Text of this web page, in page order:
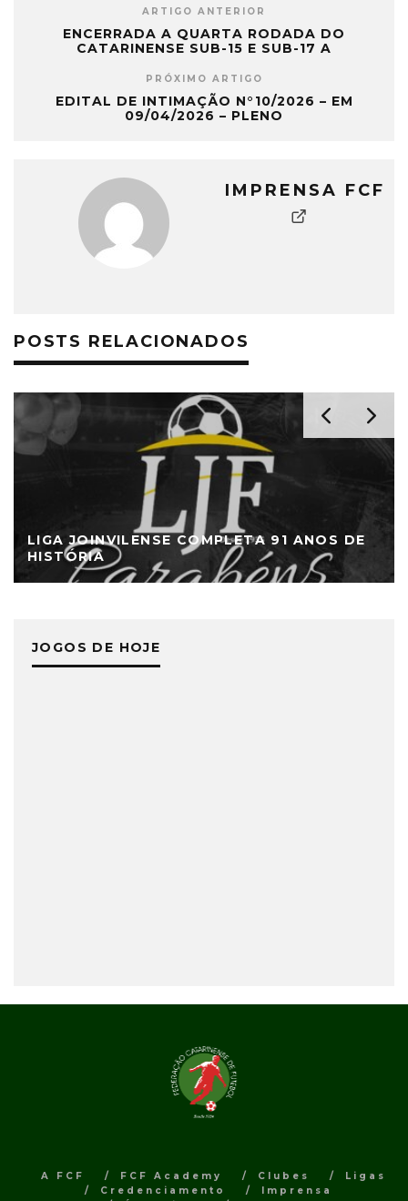
ARTIGO ANTERIOR
ENCERRADA A QUARTA RODADA DO
CATARINENSE SUB-15 E SUB-17 A
PRÓXIMO ARTIGO
EDITAL DE INTIMAÇÃO N°10/2026 – EM
09/04/2026 – PLENO
IMPRENSA FCF
POSTS RELACIONADOS
LIGA JOINVILENSE COMPLETA 91 ANOS DE
HISTÓRIA
JOGOS DE HOJE
A FCF FCF Academy Clubes
Ligas
Credenciamento
Imprensa